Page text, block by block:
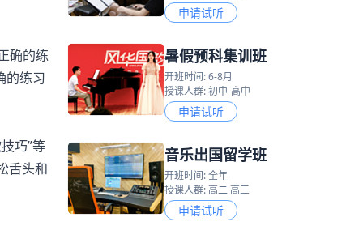
确的练
的练习
巧”等
舌头和
申请试听
暑假预科集训班
开班时间: 6-8月
授课人群: 初中-高中
申请试听
音乐出国留学班
开班时间: 全年
授课人群: 高二 高三
申请试听